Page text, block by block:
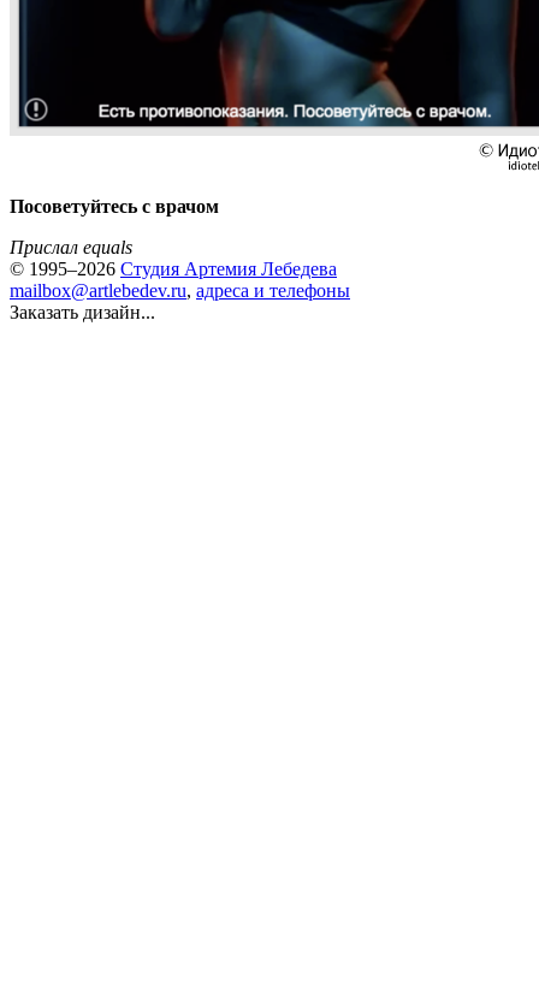
Посоветуйтесь с врачом
Прислал equals
© 1995–2026 Студия Артемия Лебедева
mailbox@artlebedev.ru, адреса и телефоны
Заказать дизайн...